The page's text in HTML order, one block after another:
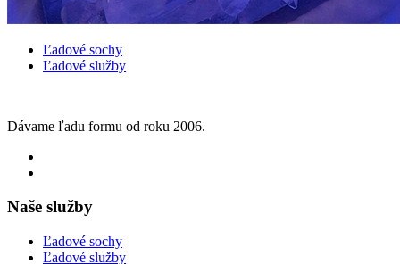
Ľadové sochy
Ľadové služby
Dávame ľadu formu od roku 2006.
Naše služby
Ľadové sochy
Ľadové služby